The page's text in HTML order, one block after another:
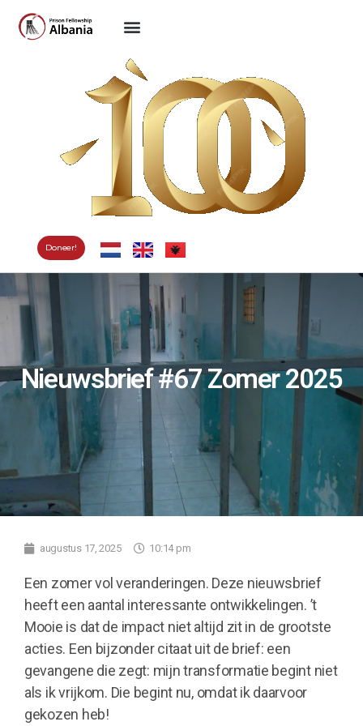
Doneer!
Nieuwsbrief #67 Zomer 2025
augustus 17, 2025 10:14 pm
Een zomer vol veranderingen. Deze nieuwsbrief
heeft een aantal interessante ontwikkelingen. ’t
Mooie is dat de impact niet altijd zit in de grootste
acties. Een bijzonder citaat uit de brief: een
gevangene die zegt: mijn transformatie begint niet
als ik vrijkom. Die begint nu, omdat ik daarvoor
gekozen heb!